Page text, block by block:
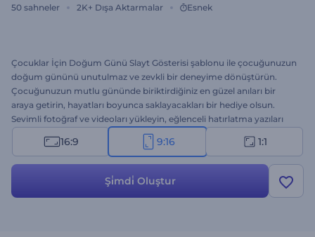
50 sahneler 2K+ Dışa Aktarmalar Esnek
Çocuklar İçin Doğum Günü Slayt Gösterisi şablonu ile çocuğunuzun
doğum gününü unutulmaz ve zevkli bir deneyime dönüştürün.
Çocuğunuzun mutlu gününde biriktirdiğiniz en güzel anıları bir
araya getirin, hayatları boyunca saklayacakları bir hediye olsun.
Sevimli fotoğraf ve videoları yükleyin, eğlenceli hatırlatma yazıları
ekleyin, neşeli müzikler ve canlı renkler katarak anılarınızın
canlanmasını izleyin. Dost ve yakınlarınıza göndermek, sosyal
herkesin yüzünü güldürmek için ideal. Hemen deneyin,
çocuğunuzun doğum günü kesinlikle unutulmaz olsun.
16:9 9:16 1:1
Şi̇mdi̇ Oluştur